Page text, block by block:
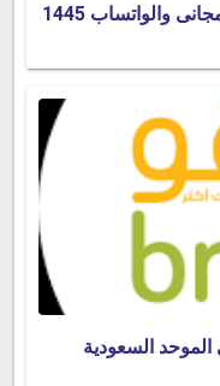
والواتساب 1445
السعودية